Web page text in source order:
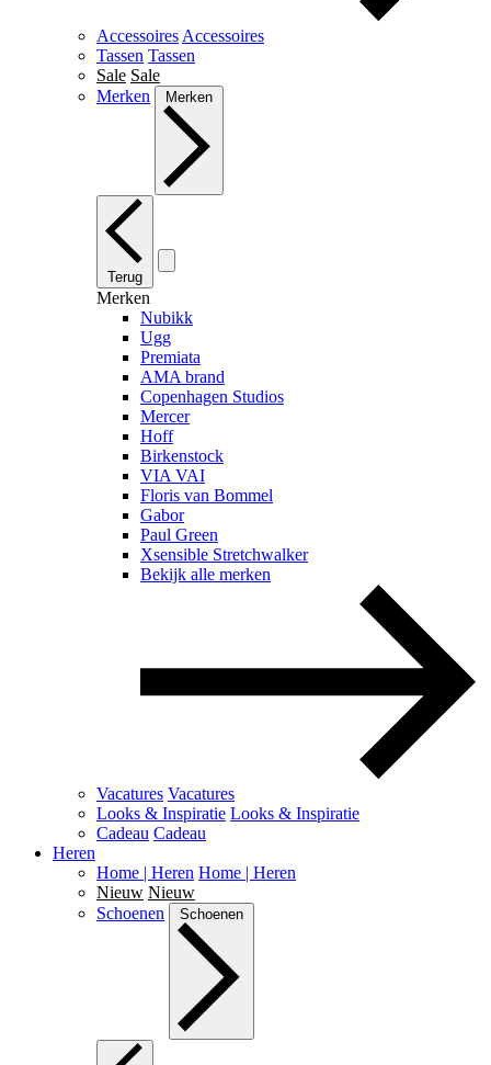
Accessoires Accessoires
Tassen Tassen
Sale Sale
Merken
Merken
Terug
Merken
Nubikk
Ugg
Premiata
AMA brand
Copenhagen Studios
Mercer
Hoff
Birkenstock
VIA VAI
Floris van Bommel
Gabor
Paul Green
Xsensible Stretchwalker
Bekijk alle merken
Vacatures Vacatures
Looks & Inspiratie Looks & Inspiratie
Cadeau Cadeau
Heren
Home | Heren Home | Heren
Nieuw Nieuw
Schoenen
Schoenen